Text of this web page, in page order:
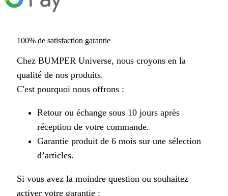
100% de satisfaction garantie
Chez BUMPER Universe, nous croyons en la
qualité de nos produits.
C'est pourquoi nous offrons :
Retour ou échange sous 10 jours après
réception de votre commande.
Garantie produit de 6 mois sur une sélection
d’articles.
Si vous avez la moindre question ou souhaitez
activer votre garantie :